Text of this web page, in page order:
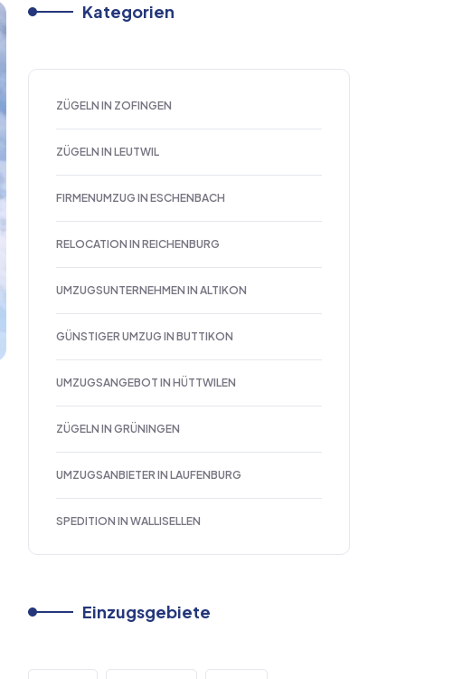
Kategorien
ZÜGELN IN ZOFINGEN
ZÜGELN IN LEUTWIL
FIRMENUMZUG IN ESCHENBACH
RELOCATION IN REICHENBURG
UMZUGSUNTERNEHMEN IN ALTIKON
GÜNSTIGER UMZUG IN BUTTIKON
UMZUGSANGEBOT IN HÜTTWILEN
ZÜGELN IN GRÜNINGEN
UMZUGSANBIETER IN LAUFENBURG
SPEDITION IN WALLISELLEN
Einzugsgebiete